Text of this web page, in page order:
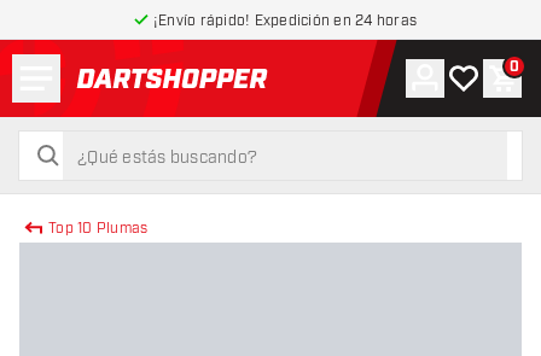
¡Envío rápido! Expedición en 24 horas
volver a la página de inicio
buscar
buscar
Cuenta
Mi lista de
0
Top 10 Plumas